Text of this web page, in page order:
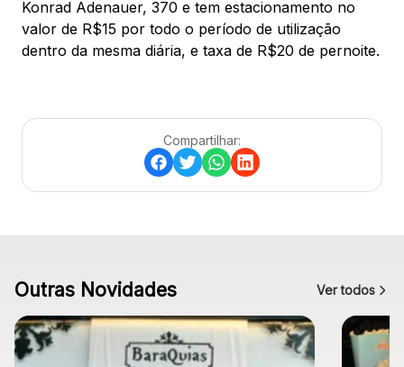
Konrad Adenauer, 370 e tem estacionamento no
valor de R$15 por todo o período de utilização
dentro da mesma diária, e taxa de R$20 de pernoite.
Compartilhar:
Outras Novidades Ver todos